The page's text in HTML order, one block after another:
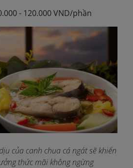
- 120.000 VND/phần
của canh chua cá ngát sẽ khiến
thức mãi không ngừng